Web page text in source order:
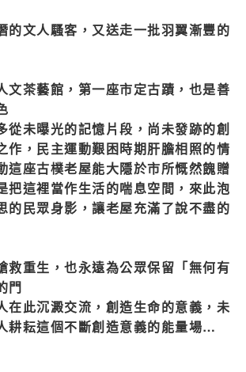
的文人騷客，又送走一批羽翼漸豐的
文茶藝館，第一座市定古蹟，也是善
從未曝光的記憶片段，尚未發跡的創
作，民主運動艱困時期肝膽相照的情
這座古樸老屋能大隱於市所慨然餽贈
把這裡當作生活的喘息空間，來此泡
的民眾身影，讓老屋充滿了說不盡的
救重生，也永遠為公眾保留「無何有
門
在此沉澱交流，創造生命的意義，未
耕耘這個不斷創造意義的能量場…